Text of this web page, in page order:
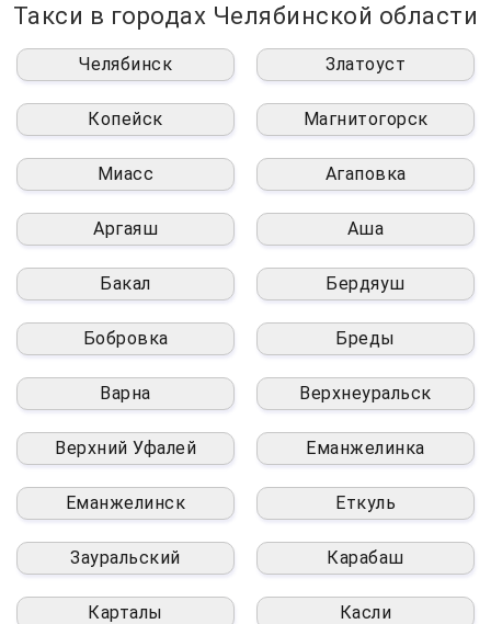
Такси в городах Челябинской области
Челябинск Златоуст
Копейск Магнитогорск
Миасс Агаповка
Аргаяш Аша
Бакал Бердяуш
Бобровка Бреды
Варна Верхнеуральск
Верхний Уфалей Еманжелинка
Еманжелинск Еткуль
Зауральский Карабаш
Карталы Касли